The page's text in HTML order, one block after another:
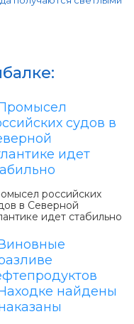
российских
в Северной
идет стабильно